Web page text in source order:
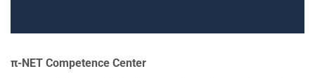
π-NET Competence Center